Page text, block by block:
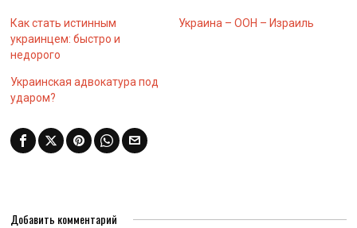
Как стать истинным
украинцем: быстро и
недорого
Украина – ООН – Израиль
Украинская адвокатура под
ударом?
Добавить комментарий